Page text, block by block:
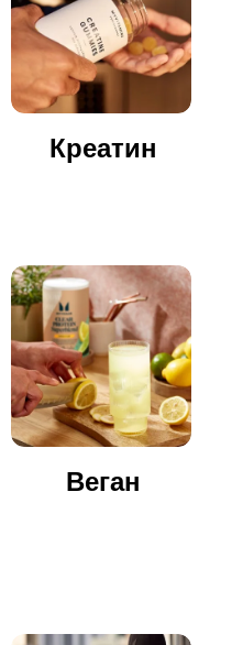
Креатин
Веган